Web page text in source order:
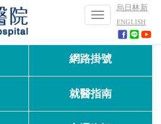
烏日林新
ENGLISH
Toggle
navigation
網路掛號
就醫指南